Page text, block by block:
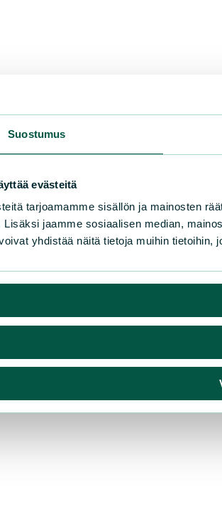
Suostumus
evästeitä
tarjoamamme sisällön ja mainosten
Lisäksi jaamme sosiaalisen median,
yhdistää näitä tietoja muihin tietoihin,